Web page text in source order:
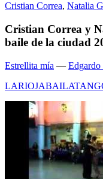
Cristian Correa, Natalia
Cristian Correa y
baile de la ciudad
Estrellita mía —